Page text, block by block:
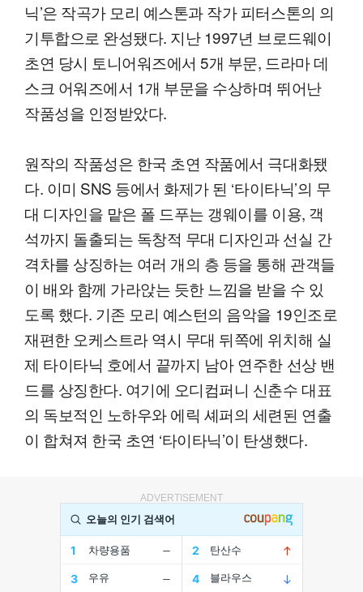
닉’은 작곡가 모리 예스톤과 작가 피터스톤의 의
기투합으로 완성됐다. 지난 1997년 브로드웨이
초연 당시 토니어워즈에서 5개 부문, 드라마 데
스크 어워즈에서 1개 부문을 수상하며 뛰어난
작품성을 인정받았다.
원작의 작품성은 한국 초연 작품에서 극대화됐
다. 이미 SNS 등에서 화제가 된 ‘타이타닉’의 무
대 디자인을 맡은 폴 드푸는 갱웨이를 이용, 객
석까지 돌출되는 독창적 무대 디자인과 선실 간
격차를 상징하는 여러 개의 층 등을 통해 관객들
이 배와 함께 가라앉는 듯한 느낌을 받을 수 있
도록 했다. 기존 모리 예스턴의 음악을 19인조로
재편한 오케스트라 역시 무대 뒤쪽에 위치해 실
제 타이타닉 호에서 끝까지 남아 연주한 선상 밴
드를 상징한다. 여기에 오디컴퍼니 신춘수 대표
의 독보적인 노하우와 에릭 셰퍼의 세련된 연출
이 합쳐져 한국 초연 ‘타이타닉’이 탄생했다.
ADVERTISEMENT